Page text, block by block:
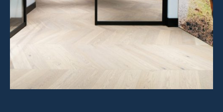
in de regel aan de muur monteren met
schroeven, spijkerpluggen, een clipsysteem of
montagekit.
, ook wel ‘renovatieplinten’
genoemd, kunt u over een bestaande plint heen
plinten is dat het u oude plint als nieuw laat
uitzien, zonder dat u de oude plinten hoeft te
demonteren/verwijderen.